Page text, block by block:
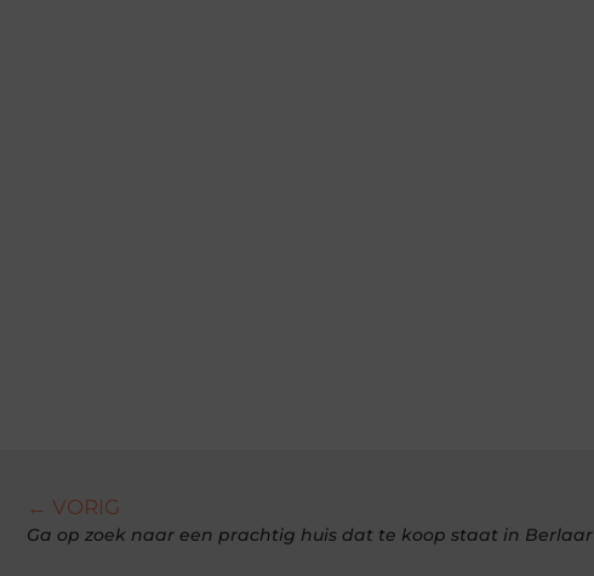
← VORIG
Ga op zoek naar een prachtig huis dat te koop staat in Berlaar